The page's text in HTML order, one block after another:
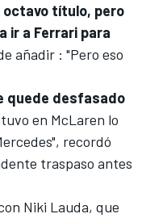
octavo título, pero
ir a Ferrari para
añadir : "Pero eso
quede desfasado
en McLaren lo
recordó
traspaso antes
Niki Lauda, que